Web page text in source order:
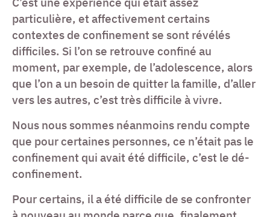
particulière, et affectivement certains
contextes de confinement se sont révélés
difficiles. Si l’on se retrouve confiné au
moment, par exemple, de l’adolescence, alors
que l’on a un besoin de quitter la famille, d’aller
vers les autres, c’est très difficile à vivre.
Nous nous sommes néanmoins rendu compte
que pour certaines personnes, ce n’était pas le
confinement qui avait été difficile, c’est le dé-
confinement.
Pour certains, il a été difficile de se confronter